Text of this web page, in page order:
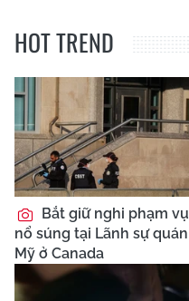
HOT TREND
Bắt giữ nghi phạm vụ
nổ súng tại Lãnh sự quán
Mỹ ở Canada